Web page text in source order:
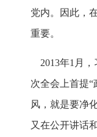
党内。因此，
重要。
2013年1月，
次全会上首提“
风，就是要净
又在公开讲话